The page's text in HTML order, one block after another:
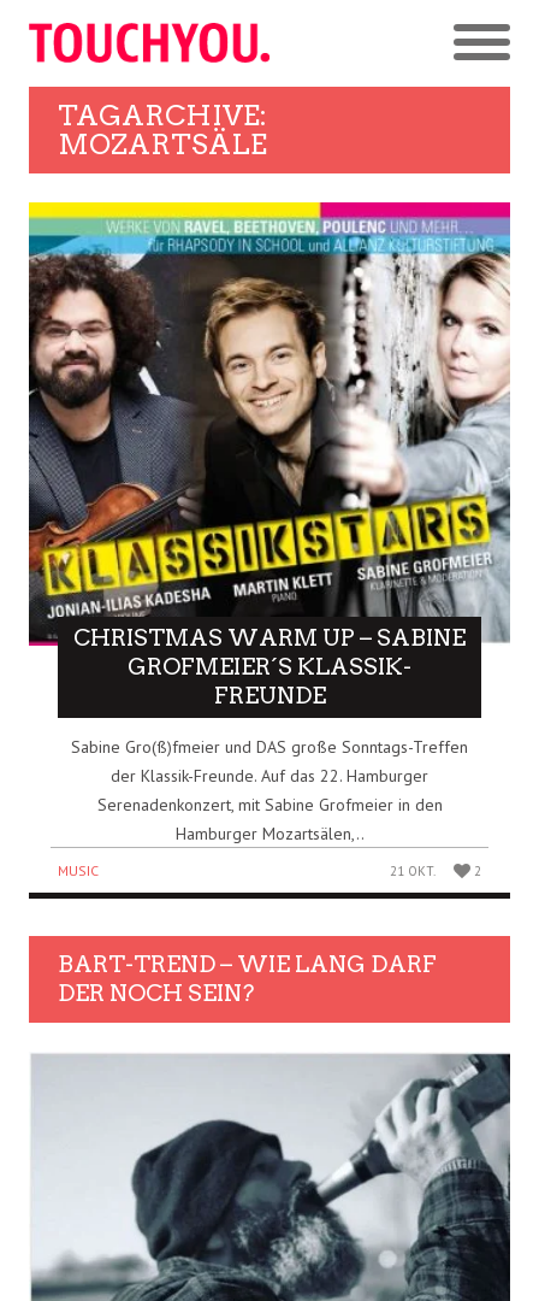
TAGARCHIVE:
MOZARTSÄLE
CHRISTMAS WARM UP – SABINE
GROFMEIER´S KLASSIK-
FREUNDE
Sabine Gro(ß)fmeier und DAS große Sonntags-Treffen
der Klassik-Freunde. Auf das 22. Hamburger
Serenadenkonzert, mit Sabine Grofmeier in den
Hamburger Mozartsälen,..
MUSIC 21 OKT. 2
BART-TREND – WIE LANG DARF
DER NOCH SEIN?